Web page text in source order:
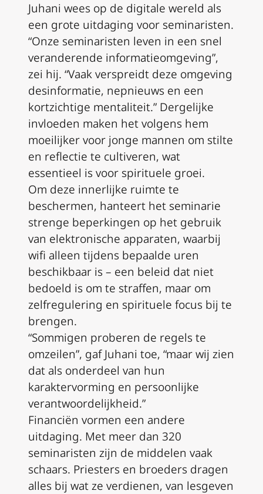
Juhani wees op de digitale wereld als
een grote uitdaging voor seminaristen.
“Onze seminaristen leven in een snel
veranderende informatieomgeving”,
zei hij. “Vaak verspreidt deze omgeving
desinformatie, nepnieuws en een
kortzichtige mentaliteit.” Dergelijke
invloeden maken het volgens hem
moeilijker voor jonge mannen om stilte
en reflectie te cultiveren, wat
essentieel is voor spirituele groei.
Om deze innerlijke ruimte te
beschermen, hanteert het seminarie
strenge beperkingen op het gebruik
van elektronische apparaten, waarbij
wifi alleen tijdens bepaalde uren
beschikbaar is – een beleid dat niet
bedoeld is om te straffen, maar om
zelfregulering en spirituele focus bij te
brengen.
“Sommigen proberen de regels te
omzeilen”, gaf Juhani toe, “maar wij zien
dat als onderdeel van hun
karaktervorming en persoonlijke
verantwoordelijkheid.”
Financiën vormen een andere
uitdaging. Met meer dan 320
seminaristen zijn de middelen vaak
schaars. Priesters en broeders dragen
alles bij wat ze verdienen, van lesgeven